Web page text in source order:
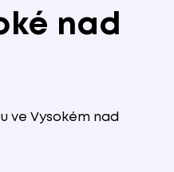
nad
ve Vysokém nad